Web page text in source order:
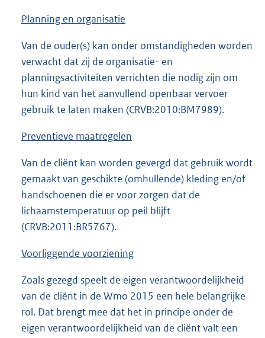
Planning en organisatie
Van de ouder(s) kan onder omstandigheden worden
verwacht dat zij de organisatie- en
planningsactiviteiten verrichten die nodig zijn om
hun kind van het aanvullend openbaar vervoer
gebruik te laten maken (CRVB:2010:BM7989).
Preventieve maatregelen
Van de cliënt kan worden gevergd dat gebruik wordt
gemaakt van geschikte (omhullende) kleding en/of
handschoenen die er voor zorgen dat de
lichaamstemperatuur op peil blijft
(CRVB:2011:BR5767).
Voorliggende voorziening
Zoals gezegd speelt de eigen verantwoordelijkheid
van de cliënt in de Wmo 2015 een hele belangrijke
rol. Dat brengt mee dat het in principe onder de
eigen verantwoordelijkheid van de cliënt valt een